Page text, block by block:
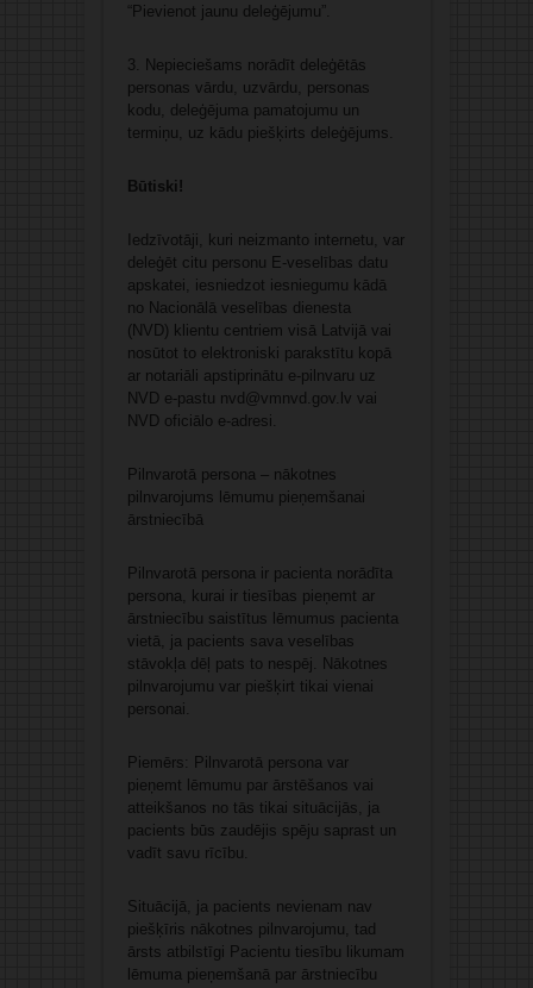
“Pievienot jaunu deleģējumu”.
3. Nepieciešams norādīt deleģētās
personas vārdu, uzvārdu, personas
kodu, deleģējuma pamatojumu un
termiņu, uz kādu piešķirts deleģējums.
Būtiski!
Iedzīvotāji, kuri neizmanto internetu, var
deleģēt citu personu E-veselības datu
apskatei, iesniedzot iesniegumu kādā
no Nacionālā veselības dienesta
(NVD) klientu centriem visā Latvijā vai
nosūtot to elektroniski parakstītu kopā
ar notariāli apstiprinātu e-pilnvaru uz
NVD e-pastu nvd@vmnvd.gov.lv vai
NVD oficiālo e-adresi.
Pilnvarotā persona – nākotnes
pilnvarojums lēmumu pieņemšanai
ārstniecībā
Pilnvarotā persona ir pacienta norādīta
persona, kurai ir tiesības pieņemt ar
ārstniecību saistītus lēmumus pacienta
vietā, ja pacients sava veselības
stāvokļa dēļ pats to nespēj. Nākotnes
pilnvarojumu var piešķirt tikai vienai
personai.
Piemērs: Pilnvarotā persona var
pieņemt lēmumu par ārstēšanos vai
atteikšanos no tās tikai situācijās, ja
pacients būs zaudējis spēju saprast un
vadīt savu rīcību.
Situācijā, ja pacients nevienam nav
piešķīris nākotnes pilnvarojumu, tad
ārsts atbilstīgi Pacientu tiesību likumam
lēmuma pieņemšanā par ārstniecību